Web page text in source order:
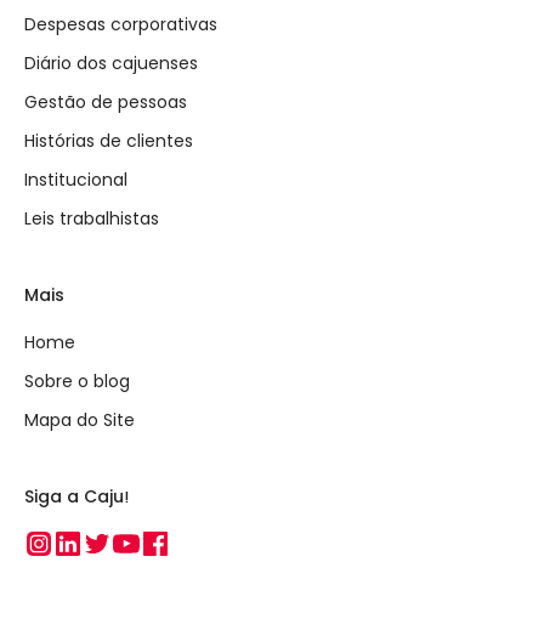
Despesas corporativas
Diário dos cajuenses
Gestão de pessoas
Histórias de clientes
Institucional
Leis trabalhistas
Mais
Home
Sobre o blog
Mapa do Site
Siga a Caju!
Instagram
Linkedin
TwitterYoutubeFacebook